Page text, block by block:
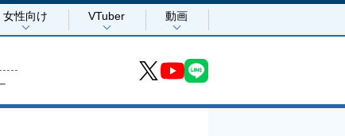
女性向け VTuber 動画